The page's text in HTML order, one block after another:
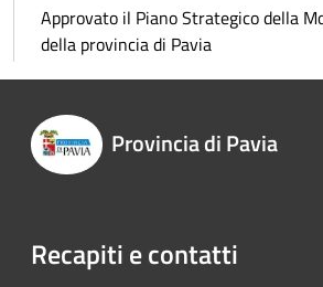
Approvato il Piano Strategico della
della provincia di Pavia
Provincia di Pavia
Recapiti e contatti